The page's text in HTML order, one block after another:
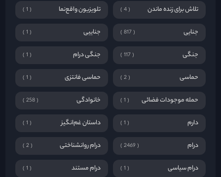
تلاش برای زنده ماندن 4 تلویزیون واقع‌نما 1
جنایی 817 جناییی 1
جنگی 117 جنگی درام 1
حماسی 2 حماسی فانتزی 1
حمله موجودات فضائی 1 خانوادگی 258
دارم 1 داستان غم‌انگیز 1
درام 2469 درام روانشناختی 2
درام سیاسی 1 درام مستند 1